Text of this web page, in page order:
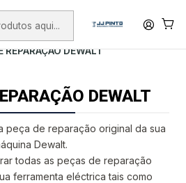
ENCOMENDAS +75€ (excepto ilhas)
PEÇAS DE REPARAÇÃO
REPARAÇÃO DEWALT
DEWALT
peça de reparação original da sua
Dewalt.
todas as peças de reparação
ferramenta eléctrica tais como